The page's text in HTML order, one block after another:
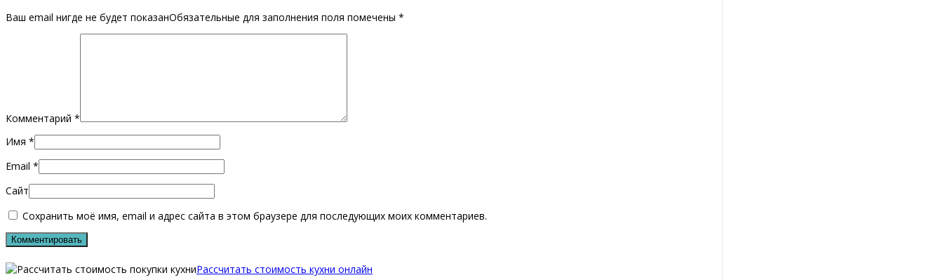
Ваш email нигде не будет показанОбязательные для заполнения поля помечены *
Комментарий *
Имя *
Email *
Сайт
Сохранить моё имя, email и адрес сайта в этом браузере для последующих моих комментариев.
Рассчитать стоимость кухни онлайн